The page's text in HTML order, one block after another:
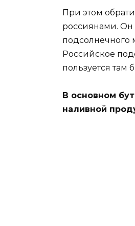
При этом
россиянами. Он
подсолнечного
Российское
пользуется там
В основном
наливной